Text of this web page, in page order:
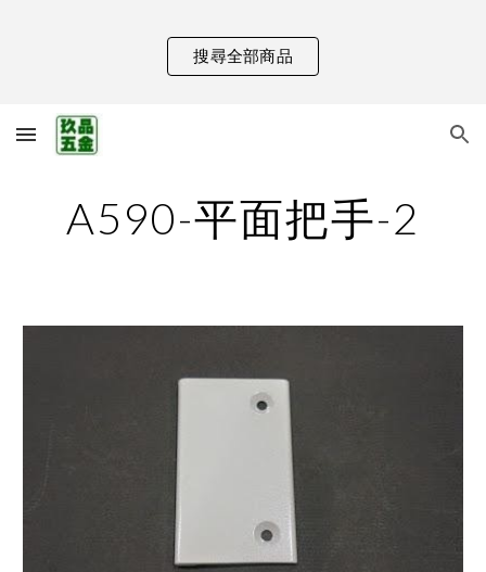
Skip to main content
搜尋全部商品
A590-平面把手-2